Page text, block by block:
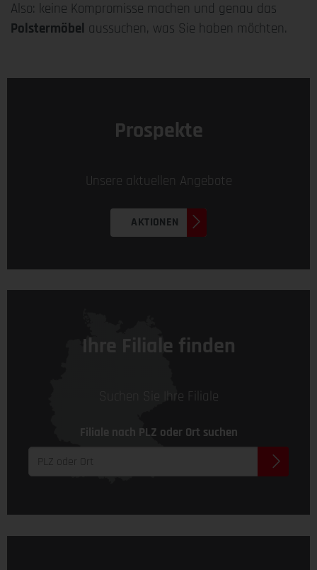
Also: keine Kompromisse machen und genau das
Polstermöbel aussuchen, was Sie haben möchten.
Prospekte
Unsere aktuellen Angebote
AKTIONEN
Ihre Filiale finden
Suchen Sie Ihre Filiale
Filiale nach PLZ oder Ort suchen